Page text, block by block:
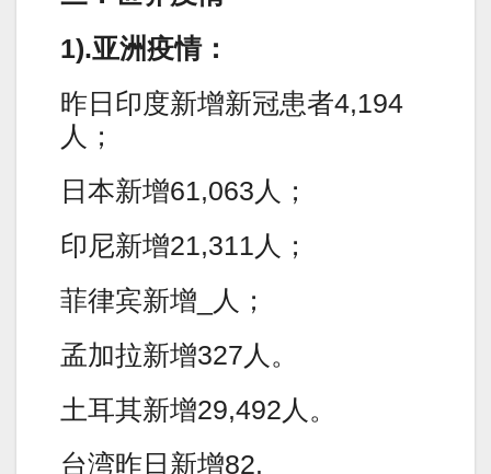
1).亚洲疫情：
昨日印度新增新冠患者4,194
人；
日本新增61,063人；
印尼新增21,311人；
菲律宾新增_人；
孟加拉新增327人。
土耳其新增29,492人。
台湾昨日新增82.